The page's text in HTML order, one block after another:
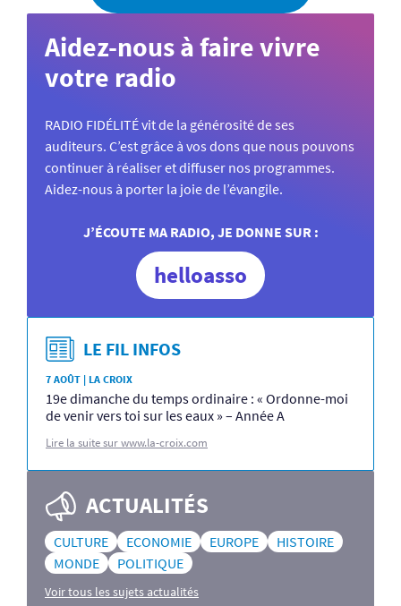
Aidez-nous à faire vivre
votre radio
RADIO FIDÉLITÉ vit de la générosité de ses
auditeurs. C’est grâce à vos dons que nous pouvons
continuer à réaliser et diffuser nos programmes.
Aidez-nous à porter la joie de l’évangile.
J’ÉCOUTE MA RADIO, JE DONNE SUR :
helloasso
LE FIL INFOS
7 AOÛT | LA CROIX
19e dimanche du temps ordinaire : « Ordonne-moi
de venir vers toi sur les eaux » – Année A
Lire la suite sur www.la-croix.com
ACTUALITÉS
CULTURE ECONOMIE EUROPE
HISTOIRE
MONDE
POLITIQUE
Voir tous les sujets actualités